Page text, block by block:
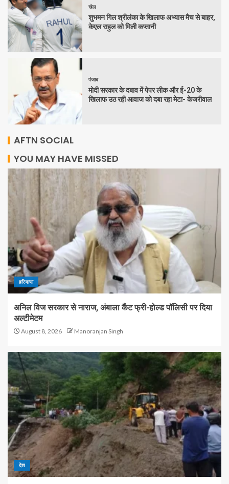
खेल
शुभमन गिल श्रीलंका के खिलाफ अभ्यास मैच से बाहर,
केएल राहुल को मिली कप्तानी
पंजाब
मोदी सरकार के दबाव में पेपर लीक और ई-20 के
खिलाफ उठ रही आवाज को दबा रहा मेटा- केजरीवाल
AFTN SOCIAL
YOU MAY HAVE MISSED
हरियाणा
अनिल विज सरकार से नाराज, अंबाला कैंट फ्री-होल्ड पॉलिसी पर दिया
अल्टीमेटम
August 8, 2026 Manoranjan Singh
देश